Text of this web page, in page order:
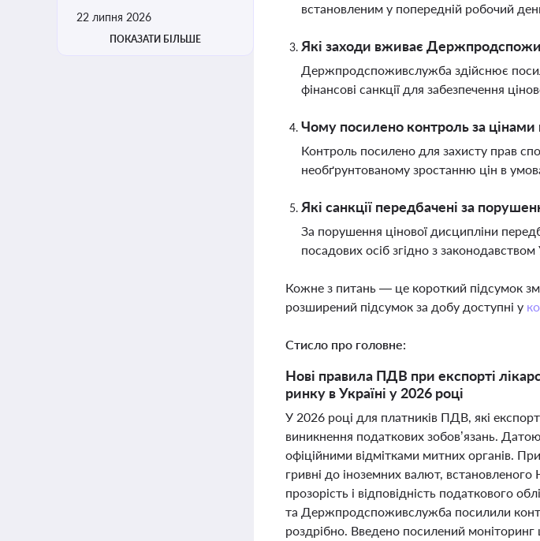
22 липня 2026
ПОКАЗАТИ БІЛЬШЕ
встановленим у попередній робочий
Які заходи вживає
Держпродспоживслужба здійснює
фінансові санкції для забезпечення
Чому посилено контроль за цінами
Контроль посилено для захисту прав
необґрунтованому зростанню цін в
Які санкції передбачені за
За порушення цінової дисципліни
посадових осіб згідно з законодавством
Кожне з питань — це короткий підсумок
розширений підсумок за добу доступні у
Стисло про головне:
Нові правила ПДВ при експорті
ринку в Україні у 2026 році
У 2026 році для платників ПДВ, які
виникнення податкових зобов’язань.
офіційними відмітками митних органів.
гривні до іноземних валют,
прозорість і відповідність податкового
та Держпродспоживслужба посилили
роздрібно. Введено посилений моніторинг